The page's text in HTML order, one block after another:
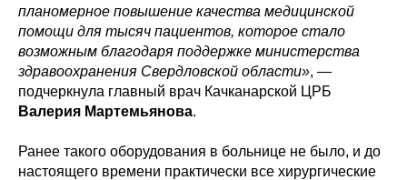
планомерное повышение качества медицинской
помощи для тысяч пациентов, которое стало
возможным благодаря поддержке министерства
здравоохранения Свердловской области», —
подчеркнула главный врач Качканарской ЦРБ
Валерия Мартемьянова.
Ранее такого оборудования в больнице не было, и до
настоящего времени практически все хирургические